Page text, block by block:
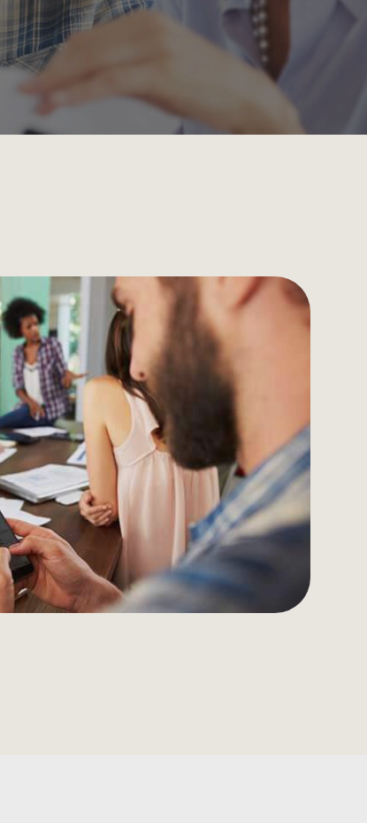
Geschäftskonto
Für Steuerberater
Partner-Erweiterungen